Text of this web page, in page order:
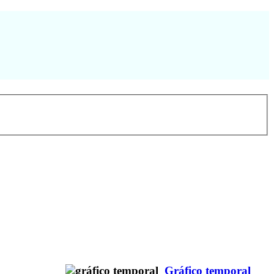
Gráfico temporal